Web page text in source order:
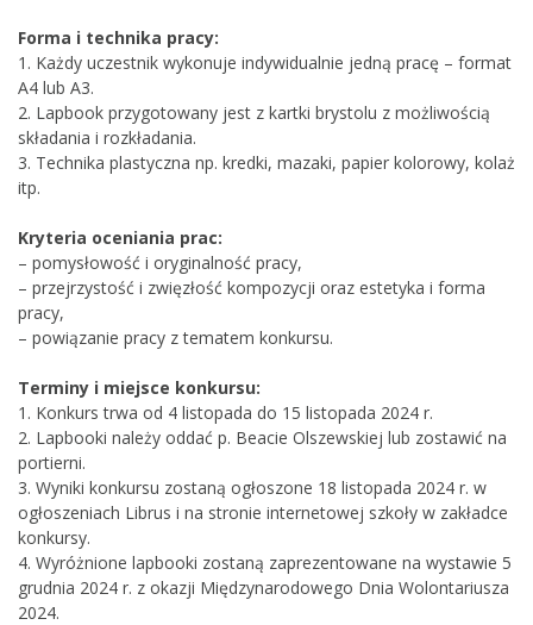
Forma i technika pracy:
1. Każdy uczestnik wykonuje indywidualnie jedną pracę – format
A4 lub A3.
2. Lapbook przygotowany jest z kartki brystolu z możliwością
składania i rozkładania.
3. Technika plastyczna np. kredki, mazaki, papier kolorowy, kolaż
itp.
Kryteria oceniania prac:
– pomysłowość i oryginalność pracy,
– przejrzystość i zwięzłość kompozycji oraz estetyka i forma
pracy,
– powiązanie pracy z tematem konkursu.
Terminy i miejsce konkursu:
1. Konkurs trwa od 4 listopada do 15 listopada 2024 r.
2. Lapbooki należy oddać p. Beacie Olszewskiej lub zostawić na
portierni.
3. Wyniki konkursu zostaną ogłoszone 18 listopada 2024 r. w
ogłoszeniach Librus i na stronie internetowej szkoły w zakładce
konkursy.
4. Wyróżnione lapbooki zostaną zaprezentowane na wystawie 5
grudnia 2024 r. z okazji Międzynarodowego Dnia Wolontariusza
2024.